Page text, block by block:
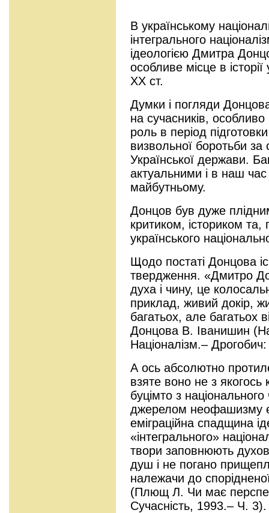
В українському
інтегрального
ідеологією Дмитра
особливе місце в
ХХ ст.
Думки і погляди
на сучасників,
роль в період
визвольної боротьби
Української держави.
актуальними і в наш
майбутньому.
Донцов був дуже
критиком, істориком
українського
Щодо постаті Донцова
твердження. «Дмитро
духа і чину, це
приклад, живий докір,
багатьох, але багатьох
Донцова В. Іванишин
Націоналізм.–
А ось абсолютно
взяте воно не з якогось
буцімто з
джерелом неофашизму
еміграційна спадщина
«інтегрального»
твори заповнюють
душ і не погано
належачи до спорідненої
(Плющ Л. Чи має
Сучасність, 1993.– Ч. 3).